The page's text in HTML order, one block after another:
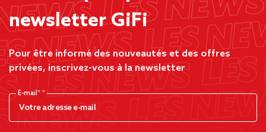
newsletter GiFi
Pour être informé des nouveautés et des offres
privées, inscrivez-vous à la newsletter
E-mail*